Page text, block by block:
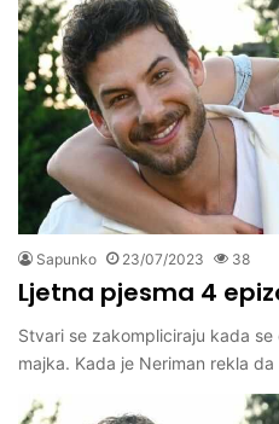
Sapunko 23/07/2023 38
Ljetna pjesma 4
Stvari se zakompliciraju kada
majka. Kada je Neriman rekla